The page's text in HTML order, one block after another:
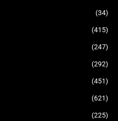
(34)
(415)
(247)
(292)
(451)
(621)
(225)